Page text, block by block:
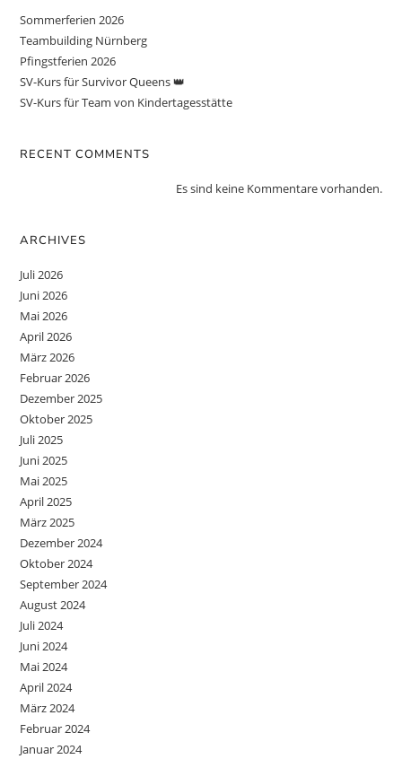
Sommerferien 2026
Teambuilding Nürnberg
Pfingstferien 2026
SV-Kurs für Survivor Queens 👑
SV-Kurs für Team von Kindertagesstätte
RECENT COMMENTS
Es sind keine Kommentare vorhanden.
ARCHIVES
Juli 2026
Juni 2026
Mai 2026
April 2026
März 2026
Februar 2026
Dezember 2025
Oktober 2025
Juli 2025
Juni 2025
Mai 2025
April 2025
März 2025
Dezember 2024
Oktober 2024
September 2024
August 2024
Juli 2024
Juni 2024
Mai 2024
April 2024
März 2024
Februar 2024
Januar 2024